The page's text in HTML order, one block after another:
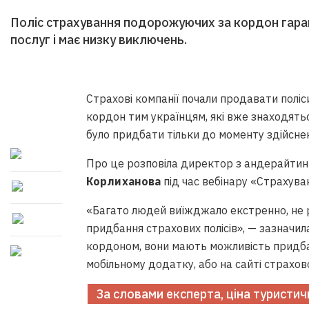
Поліс страхування подорожуючих за кордон
послуг і має низку виключень.
Страхові компанії почали продавати
кордон тим українцям, які вже
було придбати тільки до моменту
Про це розповіла директор з
Корлиханова під час вебінару
«Багато людей виїжджало екстренно, не
придбання страхових полісів», —
кордоном, вони мають можливість
мобільному додатку, або на сайті
За словами експерта, ціна